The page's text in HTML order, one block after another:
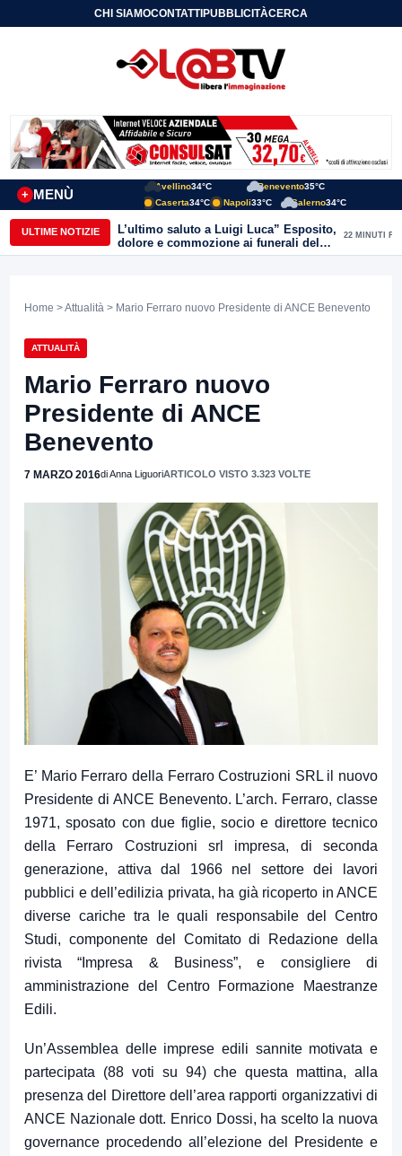
CHI SIAMOCONTATTIPUBBLICITÀCERCA
MENÙ
+
Avellino34°C Benevento35°C
Caserta34°C Napoli33°C Salerno34°C
ULTIME NOTIZIE
L’ultimo saluto a Luigi Luca” Esposito,
dolore e commozione ai funerali del
giornalista ucciso
22 MINUTI FA
Home >Attualità > Mario Ferraro nuovo Presidente di ANCE Benevento
ATTUALITÀ
Mario Ferraro nuovo
Presidente di ANCE
Benevento
7 MARZO 2016di Anna LiguoriARTICOLO VISTO 3.323 VOLTE
E’ Mario Ferraro della Ferraro Costruzioni SRL il nuovo
Presidente di ANCE Benevento. L’arch. Ferraro, classe
1971, sposato con due figlie, socio e direttore tecnico
della Ferraro Costruzioni srl impresa, di seconda
generazione, attiva dal 1966 nel settore dei lavori
pubblici e dell’edilizia privata, ha già ricoperto in ANCE
diverse cariche tra le quali responsabile del Centro
Studi, componente del Comitato di Redazione della
rivista “Impresa & Business”, e consigliere di
amministrazione del Centro Formazione Maestranze
Edili.
Un’Assemblea delle imprese edili sannite motivata e
partecipata (88 voti su 94) che questa mattina, alla
presenza del Direttore dell’area rapporti organizzativi di
ANCE Nazionale dott. Enrico Dossi, ha scelto la nuova
governance procedendo all’elezione del Presidente e